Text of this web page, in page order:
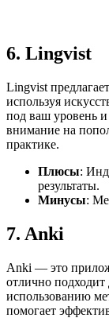
6. Lingvist
Lingvist
используя
под ваш уровень
внимание на
практике.
Плюсы:
результаты.
Минусы:
7. Anki
Anki — это
отлично
использованию
помогает